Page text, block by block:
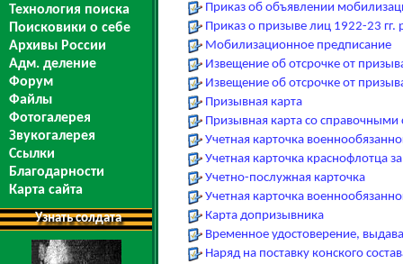
Технология поиска
Поисковики о себе
Архивы России
Адм. деление
Форум
Файлы
Фотогалерея
Звукогалерея
Ссылки
Благодарности
Карта сайта
Узнать солдата
Приказ об объявлении
Приказ о призыве лиц 1922-23
Мобилизационное предписание
Извещение об отсрочке от
Извещение об отсрочке от
Призывная карта
Призывная карта со
Учетная карточка
Учетная карточка краснофлотца
Учетно-послужная карточка
Учетная карточка
Карта допризывника
Временное удостоверение,
Наряд на поставку конского